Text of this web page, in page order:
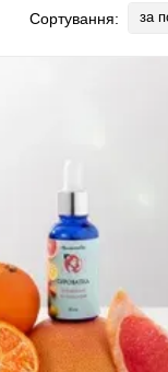
Сортування: за